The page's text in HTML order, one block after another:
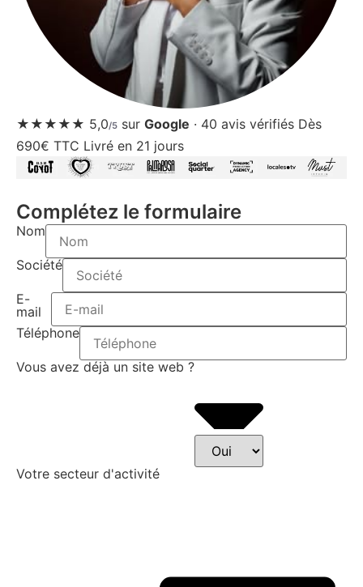
★★★★★ 5,0/5 sur Google · 40 avis vérifiés Dès
690€ TTC Livré en 21 jours
Complétez le formulaire
Nom
Société
E-
mail
Téléphone
Vous avez déjà un site web ?
Votre secteur d'activité